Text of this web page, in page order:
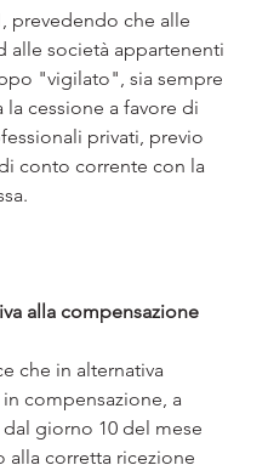
prevedendo che alle
alle società appartenenti
"vigilato", sia sempre
la cessione a favore di
privati, previo
conto corrente con la
alla compensazione
che in alternativa
in compensazione, a
giorno 10 del mese
alla corretta ricezione